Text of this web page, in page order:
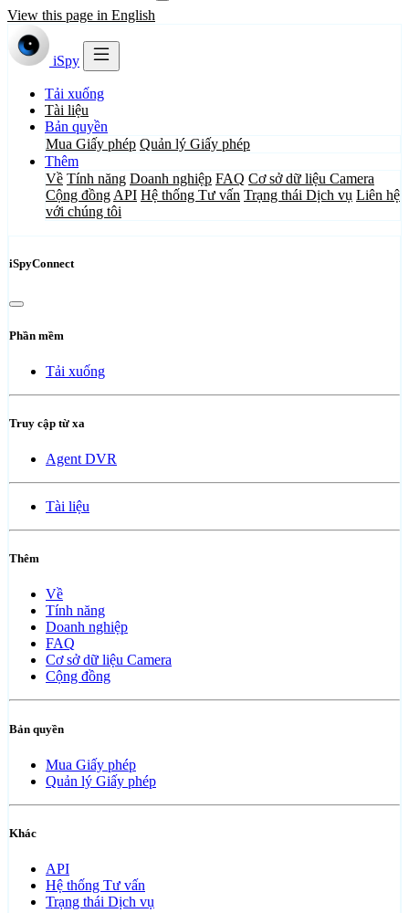
View this page in English
iSpy
Tải xuống
Tài liệu
Bản quyền
Mua Giấy phép Quản lý Giấy phép
Thêm
Về Tính năng Doanh nghiệp FAQ Cơ sở dữ liệu Camera
Cộng đồng API Hệ thống Tư vấn Trạng thái Dịch vụ Liên hệ
với chúng tôi
iSpyConnect
Phần mềm
Tải xuống
Truy cập từ xa
Agent DVR
Tài liệu
Thêm
Về
Tính năng
Doanh nghiệp
FAQ
Cơ sở dữ liệu Camera
Cộng đồng
Bản quyền
Mua Giấy phép
Quản lý Giấy phép
Khác
API
Hệ thống Tư vấn
Trạng thái Dịch vụ